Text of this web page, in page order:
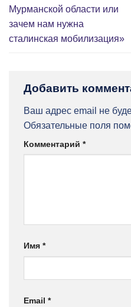
Мурманской области или
зачем нам нужна
сталинская мобилизация»
Добавить
Ваш адрес email не
Обязательные поля
Комментарий *
Имя *
Email *